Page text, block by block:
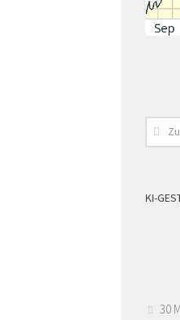
KI-
30